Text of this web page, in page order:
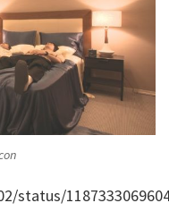
status/